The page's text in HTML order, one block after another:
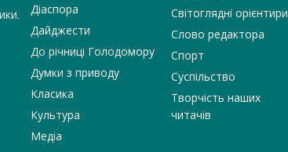
Діаспора
Дайджести
До річниці Голодомору
Думки з приводу
Класика
Культура
Медіа
Світоглядні орієнтири
Слово редактора
Спорт
Суспільство
Творчість наших
читачів